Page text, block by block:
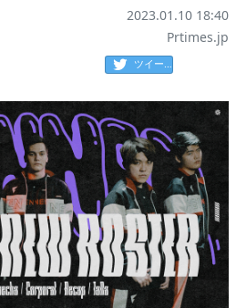
2023.01.10 18:40
Prtimes.jp
ツイート